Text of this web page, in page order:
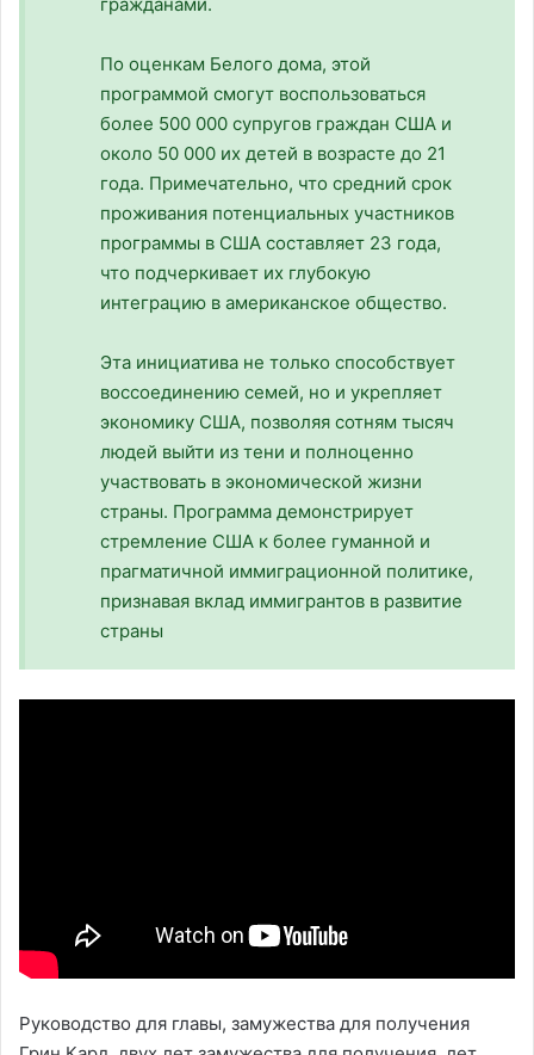
По оценкам Белого дома, этой
программой смогут воспользоваться
более 500 000 супругов граждан США и
около 50 000 их детей в возрасте до 21
года. Примечательно, что средний срок
проживания потенциальных участников
программы в США составляет 23 года,
что подчеркивает их глубокую
интеграцию в американское общество.
Эта инициатива не только способствует
воссоединению семей, но и укрепляет
экономику США, позволяя сотням тысяч
людей выйти из тени и полноценно
участвовать в экономической жизни
страны. Программа демонстрирует
стремление США к более гуманной и
прагматичной иммиграционной политике,
признавая вклад иммигрантов в развитие
страны
Руководство для главы, замужества для получения